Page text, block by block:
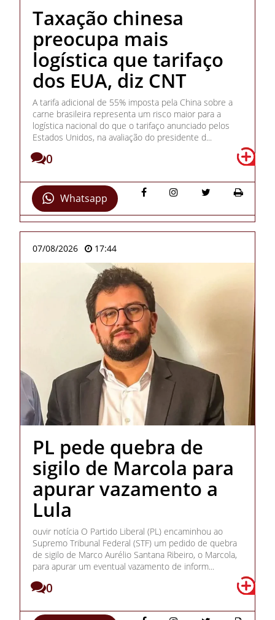
Taxação chinesa
preocupa mais
logística que tarifaço
dos EUA, diz CNT
A tarifa adicional de 55% imposta pela China sobre a
carne brasileira representa um risco maior para a
logística nacional do que o tarifaço anunciado pelos
Estados Unidos, na avaliação do presidente d...
0
Whatsapp
07/08/2026 17:44
PL pede quebra de
sigilo de Marcola para
apurar vazamento a
Lula
ouvir notícia O Partido Liberal (PL) encaminhou ao
Supremo Tribunal Federal (STF) um pedido de quebra
de sigilo de Marco Aurélio Santana Ribeiro, o Marcola,
para apurar um eventual vazamento de inform...
0